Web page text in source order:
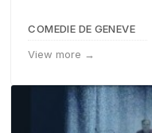
COMEDIE DE GENEVE
View more →